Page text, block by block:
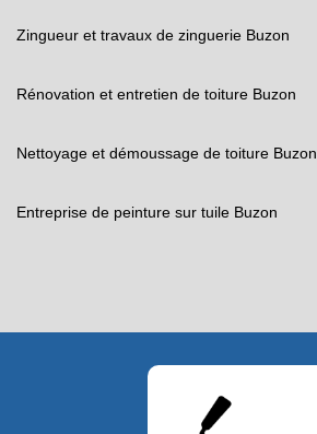
Zingueur et travaux de zinguerie Buzon
Rénovation et entretien de toiture Buzon
Nettoyage et démoussage de toiture Buzon
Entreprise de peinture sur tuile Buzon